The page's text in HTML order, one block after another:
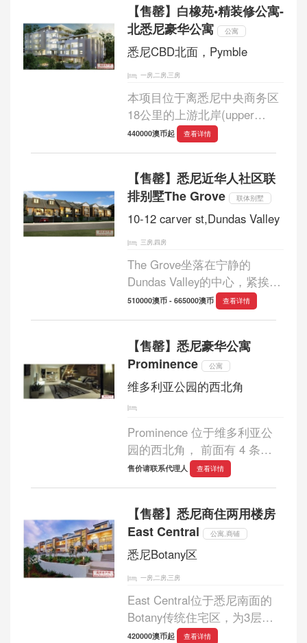
受。...
【售罄】白橡苑•精装修公寓-
北悉尼豪华公寓
公寓
悉尼CBD北面，Pymble
一房,二房,三房
本项目位于离悉尼中央商务区
18公里的上游北岸(upper
north shore )的一个幽静之
队Futurespace设计，具有高度
的实用性和创造性，采...
440000澳币起 查看详情
【售罄】悉尼近华人社区联
排别墅The Grove
联体别墅
10-12 carver st,Dundas Valley
三房,四房
The Grove坐落在宁静的
Dundas Valley的中心，紧挨着
华人居住较多的Eastwood区，
距市中心22公里。项目仅18
连排别墅。周围灌木丛生活的
环境与无与伦比的建造质量...
510000澳币 - 665000澳币 查看详情
【售罄】悉尼豪华公寓
Prominence
公寓
维多利亚公园的西北角
Prominence 位于维多利亚公
园的西北角， 前面有 4 条
街。...
售价请联系代理人 查看详情
【售罄】悉尼商住两用楼房
East Central
公寓,商铺
悉尼Botany区
一房,二房,三房
East Central位于悉尼南面的
Botany传统住宅区，为3层楼
花园洋房，准现房。...
420000澳币起 查看详情